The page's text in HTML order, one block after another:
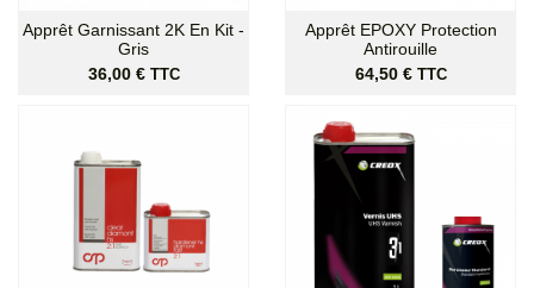
Apprêt Garnissant 2K En Kit -
Gris
Prix
36,00 € TTC
Apprêt EPOXY Protection
Antirouille
Prix
64,50 € TTC